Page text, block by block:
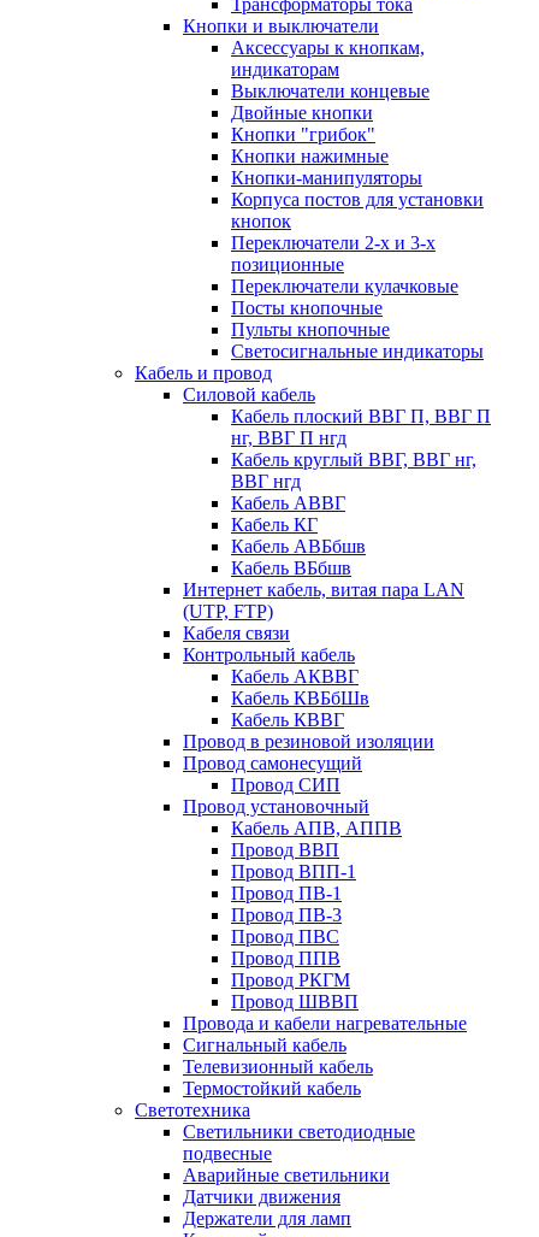
Трансформаторы тока
Кнопки и выключатели
Аксессуары к кнопкам,
индикаторам
Выключатели концевые
Двойные кнопки
Кнопки "грибок"
Кнопки нажимные
Кнопки-манипуляторы
Корпуса постов для установки
кнопок
Переключатели 2-х и 3-х
позиционные
Переключатели кулачковые
Посты кнопочные
Пульты кнопочные
Светосигнальные индикаторы
Кабель и провод
Силовой кабель
Кабель плоский ВВГ П, ВВГ П
нг, ВВГ П нгд
Кабель круглый ВВГ, ВВГ нг,
ВВГ нгд
Кабель АВВГ
Кабель КГ
Кабель АВБбшв
Кабель ВБбшв
Интернет кабель, витая пара LAN
(UTP, FTP)
Кабеля связи
Контрольный кабель
Кабель АКВВГ
Кабель КВБбШв
Кабель КВВГ
Провод в резиновой изоляции
Провод самонесущий
Провод СИП
Провод установочный
Кабель АПВ, АППВ
Провод ВВП
Провод ВПП-1
Провод ПВ-1
Провод ПВ-3
Провод ПВС
Провод ППВ
Провод РКГМ
Провод ШВВП
Провода и кабели нагревательные
Сигнальный кабель
Телевизионный кабель
Термостойкий кабель
Светотехника
Cветильники светодиодные
подвесные
Аварийные светильники
Датчики движения
Держатели для ламп